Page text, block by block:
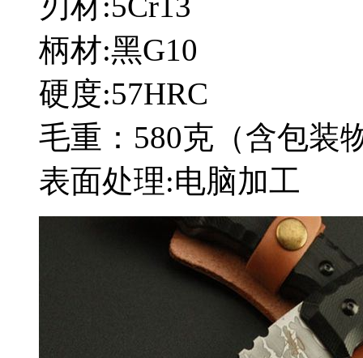
柄材:黑G10
硬度:57HRC
毛重：580克（含包装
表面处理:电脑加工